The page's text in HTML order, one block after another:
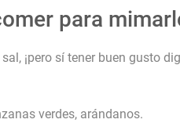
para
¡pero sí tener buen gusto
verdes, arándanos.